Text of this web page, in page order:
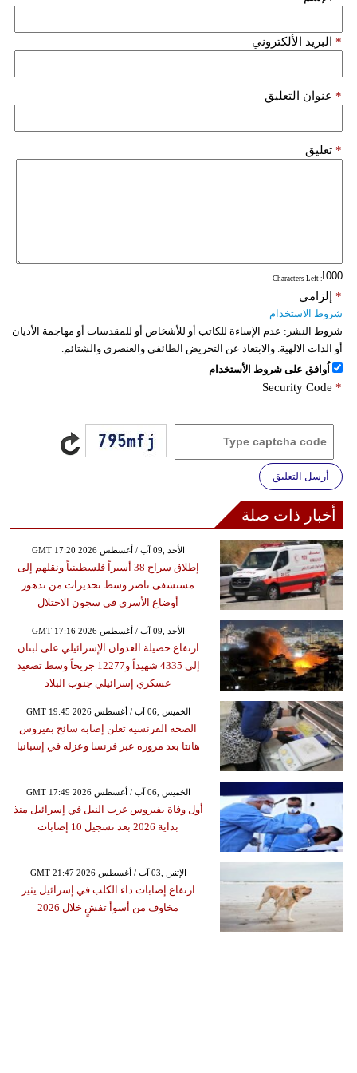
البريد الألكتروني *
عنوان التعليق *
تعليق *
: Characters Left
إلزامي *
شروط الاستخدام
شروط النشر: عدم الإساءة للكاتب أو للأشخاص أو للمقدسات أو مهاجمة الأديان
أو الذات الالهية. والابتعاد عن التحريض الطائفي والعنصري والشتائم.
اُوافق على شروط الأستخدام
Security Code *
أرسل التعليق
أخبار ذات صلة
GMT 17:20 2026 الأحد ,09 آب / أغسطس
إطلاق سراح 38 أسيراً فلسطينياً ونقلهم إلى
مستشفى ناصر وسط تحذيرات من تدهور
أوضاع الأسرى في سجون الاحتلال
GMT 17:16 2026 الأحد ,09 آب / أغسطس
ارتفاع حصيلة العدوان الإسرائيلي على لبنان
إلى 4335 شهيداً و12277 جريحاً وسط تصعيد
عسكري إسرائيلي جنوب البلاد
GMT 19:45 2026 الخميس ,06 آب / أغسطس
الصحة الفرنسية تعلن إصابة سائح بفيروس
هانتا بعد مروره عبر فرنسا وعزله في إسبانيا
GMT 17:49 2026 الخميس ,06 آب / أغسطس
أول وفاة بفيروس غرب النيل في إسرائيل منذ
بداية 2026 بعد تسجيل 10 إصابات
GMT 21:47 2026 الإثنين ,03 آب / أغسطس
ارتفاع إصابات داء الكلب في إسرائيل يثير
مخاوف من أسوأ تفشٍ خلال 2026